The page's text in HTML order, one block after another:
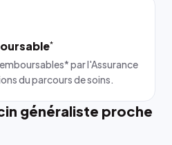
*
par l'Assurance
du parcours de soins.
généraliste proche